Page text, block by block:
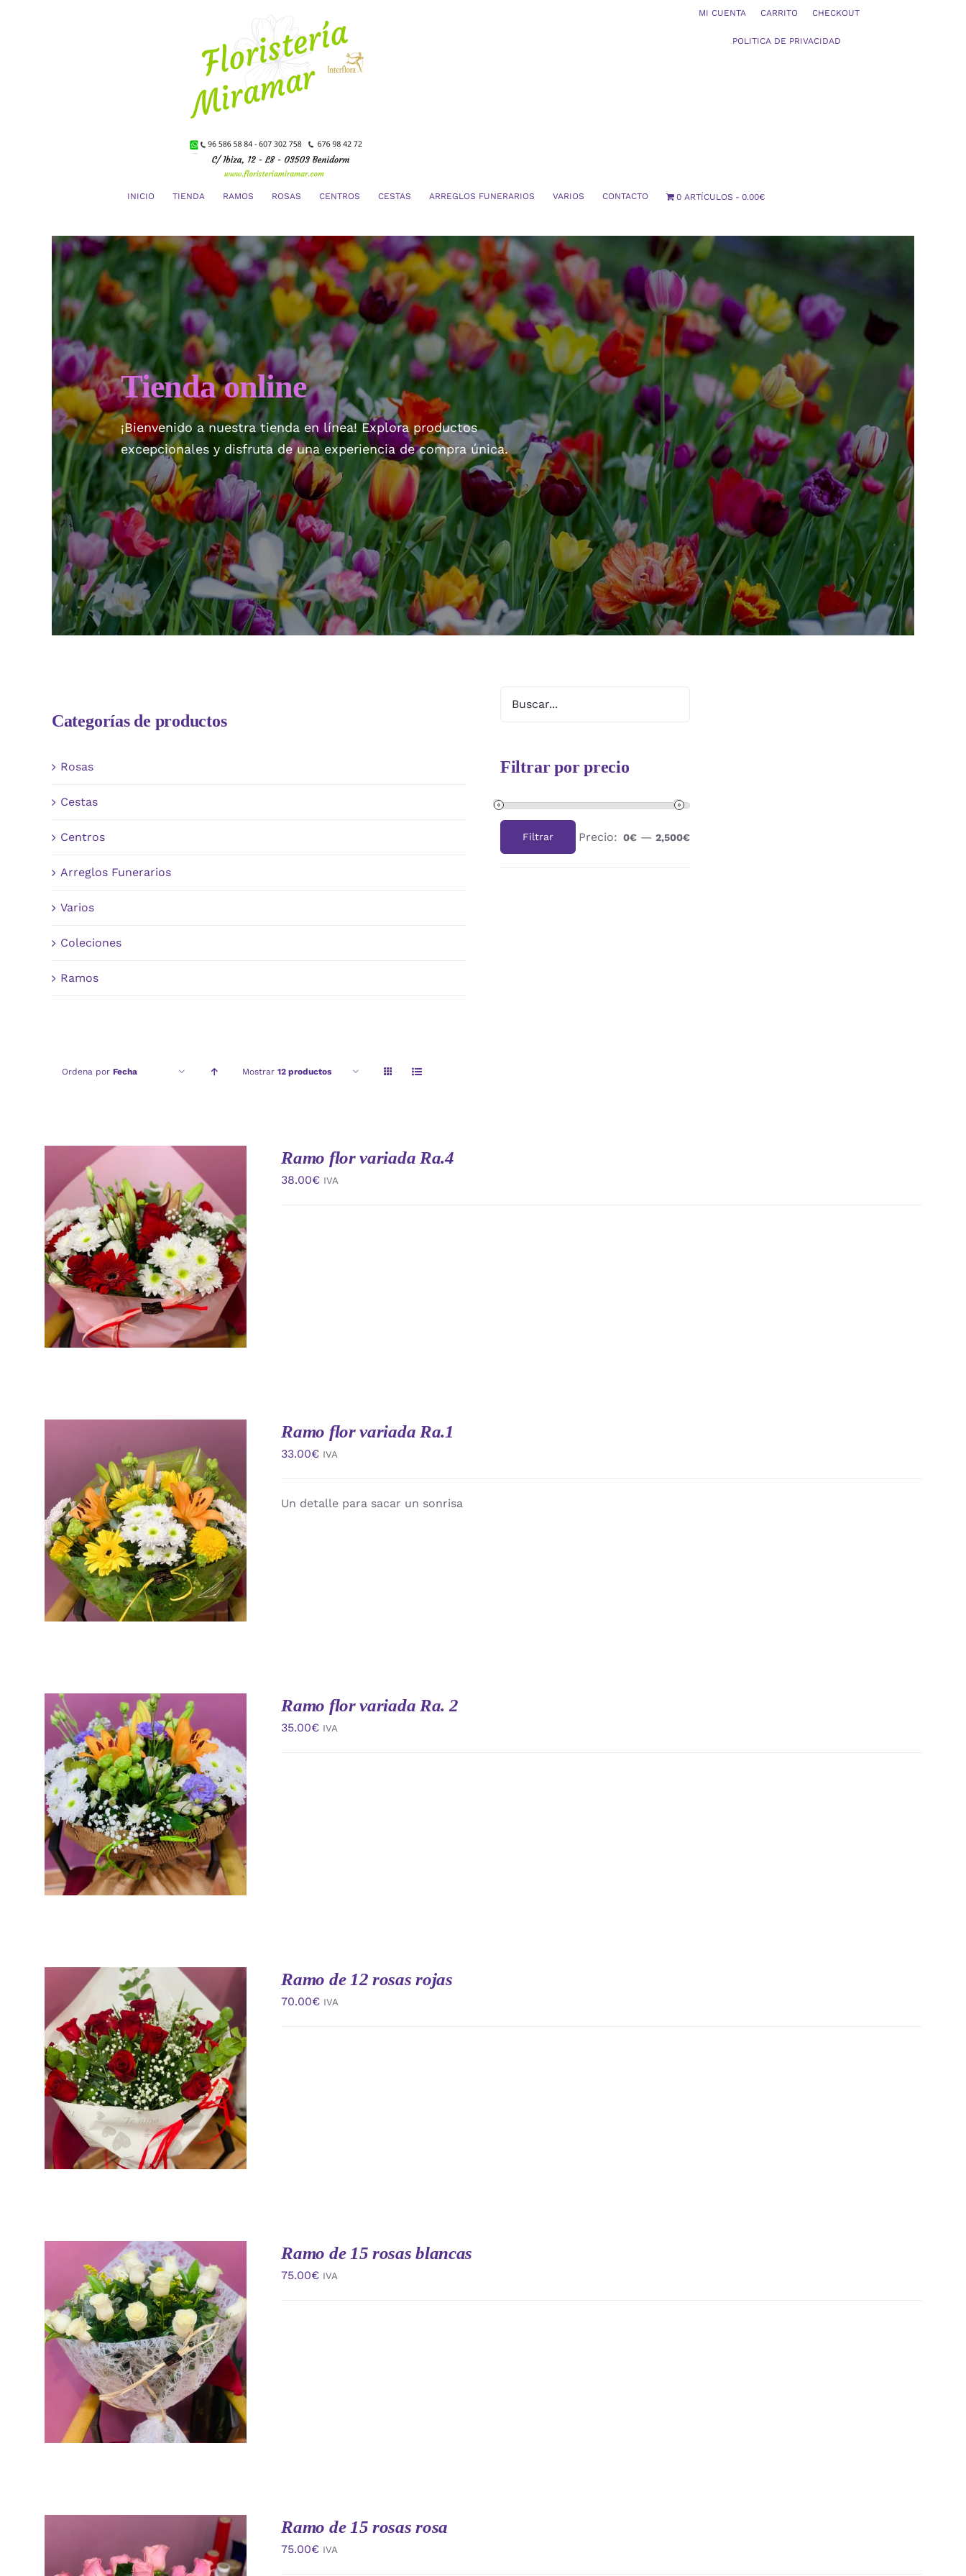
MI CUENTA CARRITO CHECKOUT
POLITICA DE PRIVACIDAD
INICIO TIENDA RAMOS ROSAS CENTROS CESTAS ARREGLOS FUNERARIOS VARIOS CONTACTO 0 ARTÍCULOS 0.00€
Tienda online
¡Bienvenido a nuestra tienda en línea! Explora productos
excepcionales y disfruta de una experiencia de compra única.
Categorías de productos
Rosas
Cestas
Centros
Arreglos Funerarios
Varios
Coleciones
Ramos
Filtrar por precio
Filtrar Precio: 0€ —2,500€
Ordena por Fecha Mostrar 12 productos
AÑADIR AL CARRITO /
VISTA
RAPIDA
Ramo flor variada Ra.4
38.00€ IVA
AÑADIR AL CARRITO /
VISTA
RAPIDA
Ramo flor variada Ra.1
33.00€ IVA
Un detalle para sacar un sonrisa
AÑADIR AL CARRITO /
VISTA
RAPIDA
Ramo flor variada Ra. 2
35.00€ IVA
AÑADIR AL CARRITO /
VISTA
RAPIDA
Ramo de 12 rosas rojas
70.00€ IVA
AÑADIR AL CARRITO /
VISTA
RAPIDA
Ramo de 15 rosas blancas
75.00€ IVA
Ramo de 15 rosas rosa
75.00€ IVA